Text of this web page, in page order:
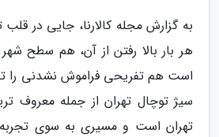
به گزارش مجله کالارنا، جایی در قلب
هر بار بالا رفتن از آن، هم سطح شهر
است هم تفریحی فراموش نشدنی را
سیژ توچال تهران از جمله معروف
تهران است و مسیری به سوی